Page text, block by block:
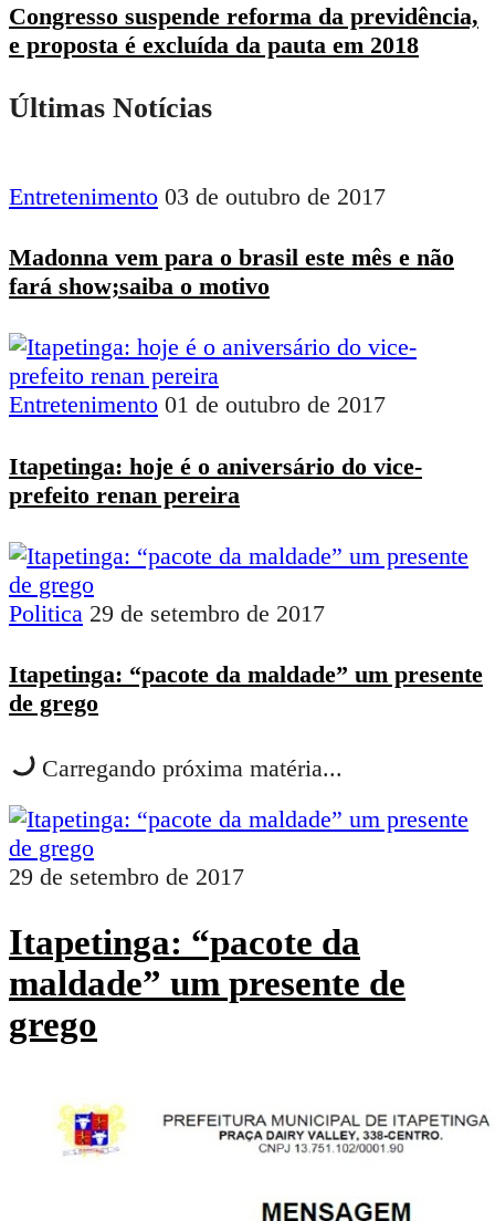
Congresso suspende reforma da previdência,
e proposta é excluída da pauta em 2018
Últimas Notícias
Entretenimento 03 de outubro de 2017
Madonna vem para o brasil este mês e não
fará show;saiba o motivo
Entretenimento 01 de outubro de 2017
Itapetinga: hoje é o aniversário do vice-
prefeito renan pereira
Politica 29 de setembro de 2017
Itapetinga: “pacote da maldade” um presente
de grego
Carregando próxima matéria...
29 de setembro de 2017
Itapetinga: “pacote da
maldade” um presente de
grego